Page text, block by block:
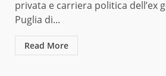
privata e carriera politica dell’ex
Puglia di...
Read More